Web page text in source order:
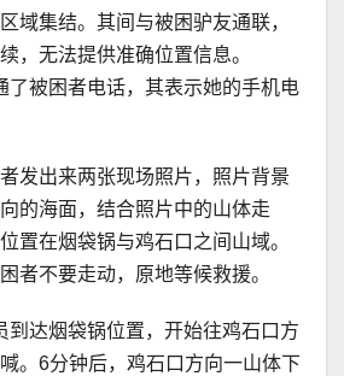
域集结。其间与被困驴友通联，
，无法提供准确位置信息。
了被困者电话，其表示她的手机电
发出来两张现场照片，照片背景
的海面，结合照片中的山体走
置在烟袋锅与鸡石口之间山域。
者不要走动，原地等候救援。
到达烟袋锅位置，开始往鸡石口方
。6分钟后，鸡石口方向一山体下